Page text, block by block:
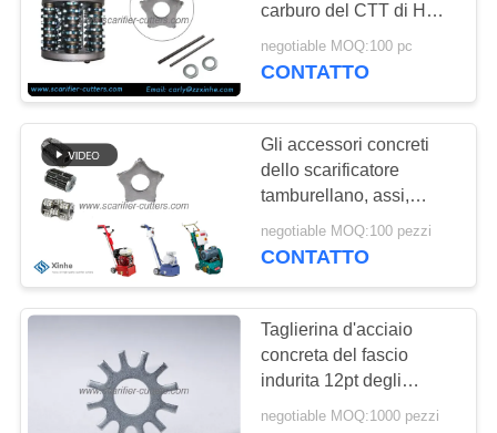
Husqvarna
Tagliatrici TCT per
la scarificazione del
carburo
Parti e accessori per
scarificatori
Schwamborn
carburo del CTT di HRC
negotiable MOQ:100 pc
CONTATTO
Gli accessori concreti
dello scarificatore
tamburellano, assi,
rondelle e taglierina del
CTT 8pt
negotiable MOQ:100 pezzi
CONTATTO
Taglierina d'acciaio
concreta del fascio
indurita 12pt degli
accessori dello
negotiable MOQ:1000 pezzi